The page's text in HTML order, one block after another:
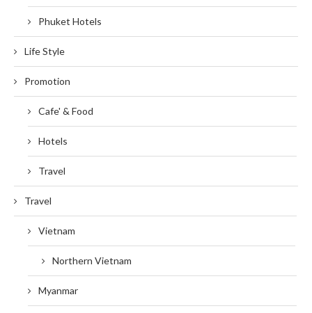
Phuket Hotels
Life Style
Promotion
Cafe' & Food
Hotels
Travel
Travel
Vietnam
Northern Vietnam
Myanmar